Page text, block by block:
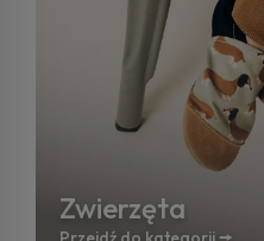
Zwierzęta